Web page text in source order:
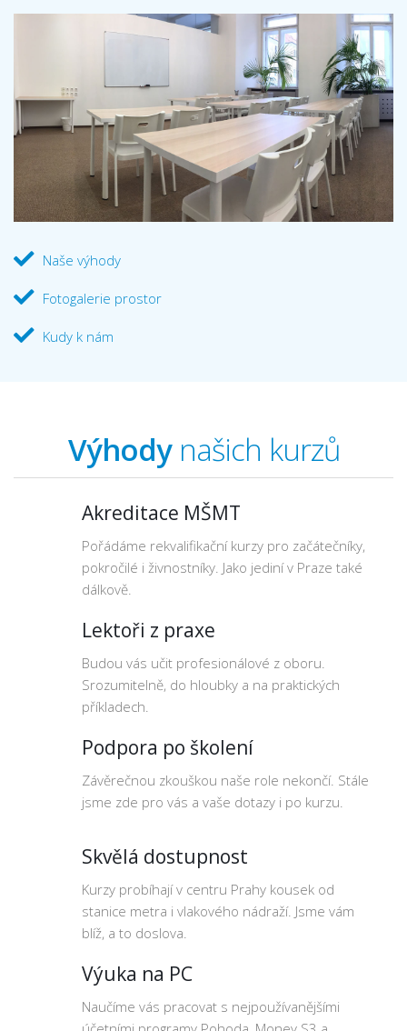
Naše výhody
Fotogalerie prostor
Kudy k nám
Výhodynašich kurzů
Akreditace MŠMT
Pořádáme rekvalifikační kurzy pro začátečníky,
pokročilé i živnostníky. Jako jediní v Praze také
dálkově.
Lektoři z praxe
Budou vás učit profesionálové z oboru.
Srozumitelně, do hloubky a na praktických
příkladech.
Podpora po školení
Závěrečnou zkouškou naše role nekončí. Stále
jsme zde pro vás a vaše dotazy i po kurzu.
Skvělá dostupnost
Kurzy probíhají v centru Prahy kousek od
stanice metra i vlakového nádraží. Jsme vám
blíž, a to doslova.
Výuka na PC
Naučíme vás pracovat s nejpoužívanějšími